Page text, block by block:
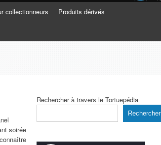
collectionneurs Produits dérivés
soirée
Rechercher à travers le Tortuepédia
Rechercher